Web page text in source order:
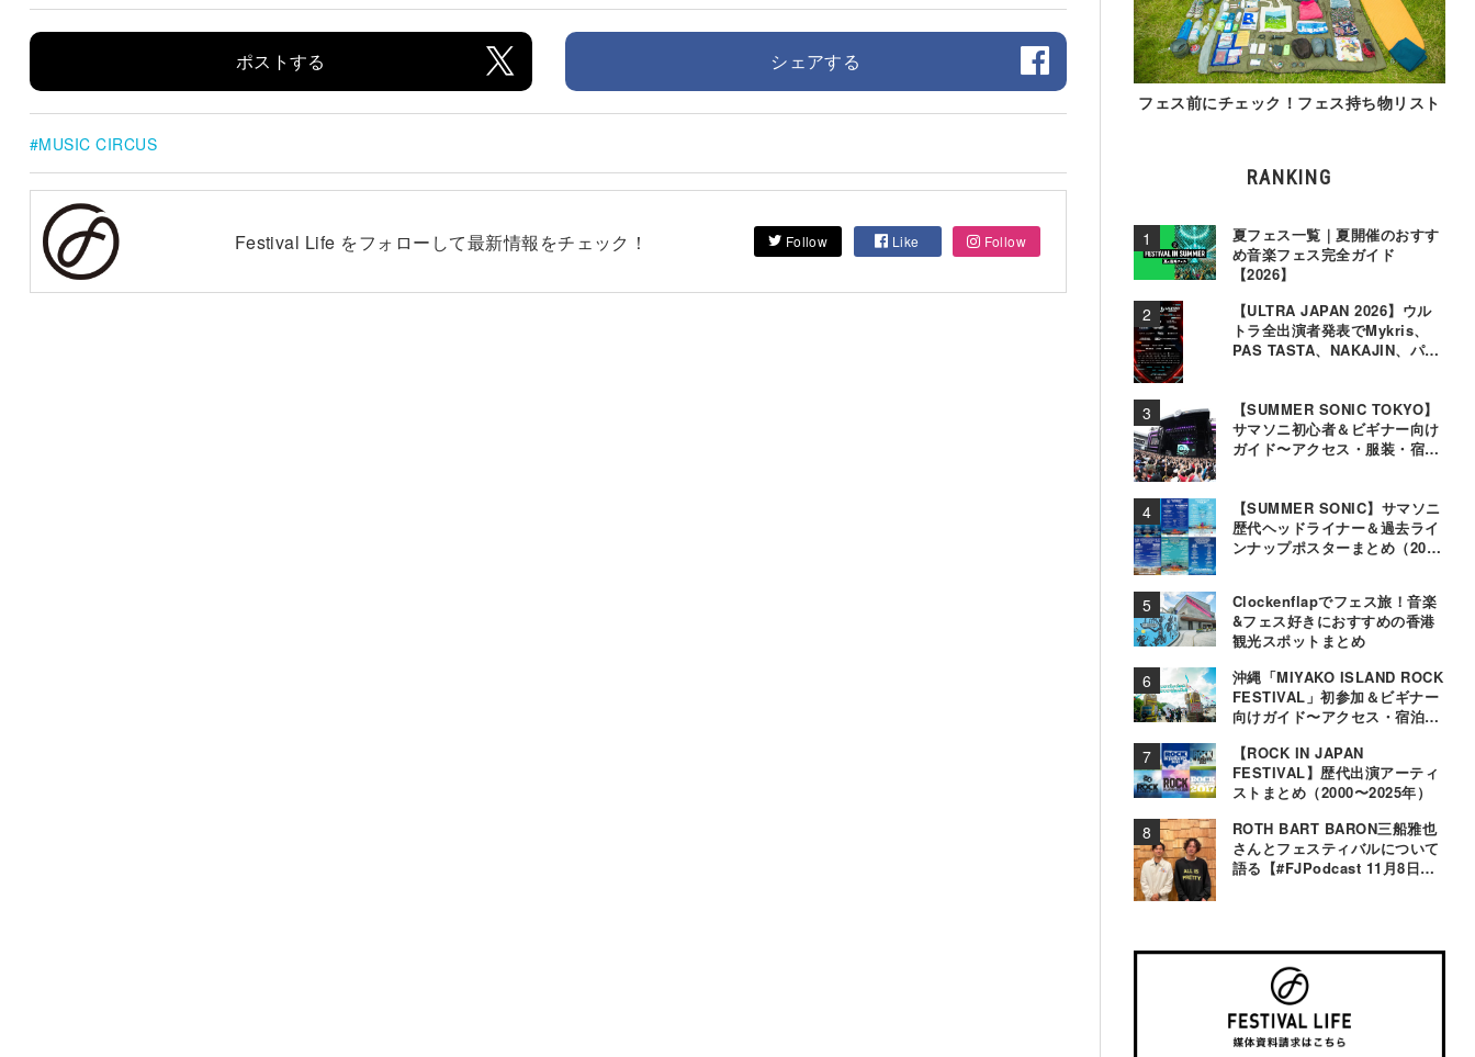
ポストする シェアする
MUSIC CIRCUS
Festival Life をフォローして最新情報をチェック！ Follow Like Follow
フェス前にチェック！フェス持ち物リスト
RANKING
夏フェス一覧｜夏開催のおすす
め音楽フェス完全ガイド
【2026】
【ULTRA JAPAN 2026】ウル
トラ全出演者発表でMykris、
PAS TASTA、NAKAJIN、パソ
【SUMMER SONIC TOKYO】
サマソニ初心者＆ビギナー向け
ガイド〜アクセス・服装・宿泊
【SUMMER SONIC】サマソニ
歴代ヘッドライナー＆過去ライ
ンナップポスターまとめ（2000
Clockenflapでフェス旅！音楽
&フェス好きにおすすめの香港
観光スポットまとめ
沖縄「MIYAKO ISLAND ROCK
FESTIVAL」初参加＆ビギナー
向けガイド〜アクセス・宿泊・
【ROCK IN JAPAN
FESTIVAL】歴代出演アーティ
ストまとめ（2000〜2025年）
ROTH BART BARON三船雅也
さんとフェスティバルについて
語る【#FJPodcast 11月8日配